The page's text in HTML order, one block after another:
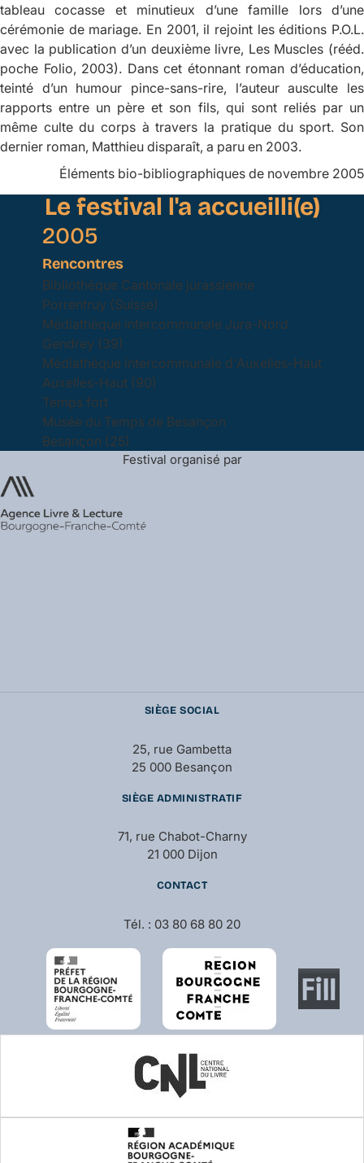
tableau cocasse et minutieux d’une famille lors d’une
cérémonie de mariage. En 2001, il rejoint les éditions P.O.L.
avec la publication d’un deuxième livre, Les Muscles (rééd.
poche Folio, 2003). Dans cet étonnant roman d’éducation,
teinté d’un humour pince-sans-rire, l’auteur ausculte les
rapports entre un père et son fils, qui sont reliés par un
même culte du corps à travers la pratique du sport. Son
dernier roman, Matthieu disparaît, a paru en 2003.
Éléments bio-bibliographiques de novembre 2005
Le festival l'a accueilli(e)
2005
Rencontres
Bibliothèque Cantonale jurassienne
Porrentruy (Suisse)
Médiathèque intercommunale Jura-Nord
Gendrey (39)
Médiathèque intercommunale d'Auxelles-Haut
Auxelles-Haut (90)
Temps fort
Musée du Temps de Besançon
Besançon (25)
Festival organisé par
SIÈGE SOCIAL
25, rue Gambetta
25 000 Besançon
SIÈGE ADMINISTRATIF
71, rue Chabot-Charny
21 000 Dijon
CONTACT
Tél. : 03 80 68 80 20